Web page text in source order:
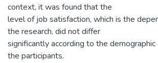
context, it was found that the
level of job satisfaction, which is the
the research, did not differ
significantly according to the
the participants.